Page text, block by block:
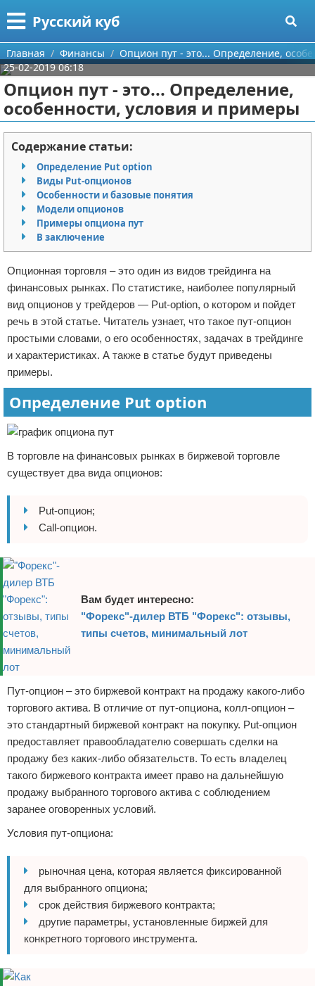
Русский куб
Меню
Главная
Категории
Программирование
Бизнес
Красота
Мода
Отношения
Самосовершенствование
Финансы
Поиск
О проекте
Контакты
Сотрудничество
Размещение рекламы
Для правообладателей
Условия предоставления информации
Отказ от ответственности
Главная Финансы
Опцион пут - это... Определение,
25-02-2019 06:18
Опцион пут - это... Определение,
особенности, условия и примеры
Содержание статьи:
Определение Put option
Виды Put-опционов
Особенности и базовые понятия
Модели опционов
Примеры опциона пут
В заключение
Опционная торговля – это один из видов трейдинга на
финансовых рынках. По статистике, наиболее популярный
вид опционов у трейдеров — Put-option, о котором и пойдет
речь в этой статье. Читатель узнает, что такое пут-опцион
простыми словами, о его особенностях, задачах в трейдинге
и характеристиках. А также в статье будут приведены
примеры.
Определение Put option
В торговле на финансовых рынках в биржевой торговле
существует два вида опционов:
Put-опцион;
Call-опцион.
Вам будет интересно:
"Форекс"-дилер ВТБ "Форекс": отзывы,
типы счетов, минимальный лот
Пут-опцион – это биржевой контракт на продажу какого-либо
торгового актива. В отличие от пут-опциона, колл-опцион –
это стандартный биржевой контракт на покупку. Put-опцион
предоставляет правообладателю совершать сделки на
продажу без каких-либо обязательств. То есть владелец
такого биржевого контракта имеет право на дальнейшую
продажу выбранного торгового актива с соблюдением
заранее оговоренных условий.
Условия пут-опциона:
рыночная цена, которая является фиксированной
для выбранного опциона;
срок действия биржевого контракта;
другие параметры, установленные биржей для
конкретного торгового инструмента.